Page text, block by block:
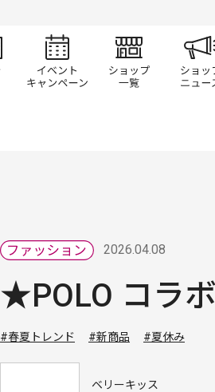
チラシ情報 イベント/キャンペー
ショッ
2026.04.08
★POLO コラ
#春夏トレンド #新商品 #夏休み
ベリーキッス